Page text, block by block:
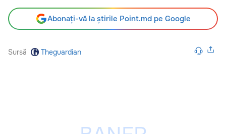
Abonați-vă la știrile Point.md pe Google
Sursă Theguardian